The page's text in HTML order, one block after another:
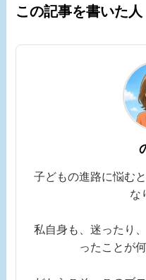
この記事を書いた人
子どもの進路に悩む
な
私自身も、迷ったり
ったことが